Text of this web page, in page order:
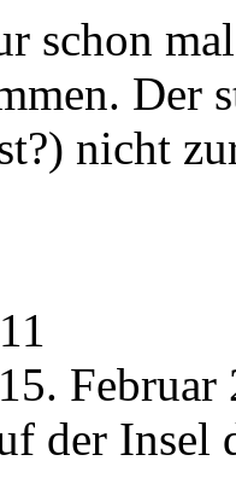
schon
Der
nicht
15.
der Insel